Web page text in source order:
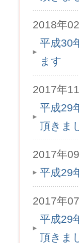
2018年
平成30
ます
2017年
平成29
頂きま
2017年
平成29
2017年
平成29
頂きま